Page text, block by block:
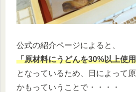
公式の紹介ページによると、
「原材料にうどんを30%以上使
となっているため、日によって
かもっていうことで・・・・